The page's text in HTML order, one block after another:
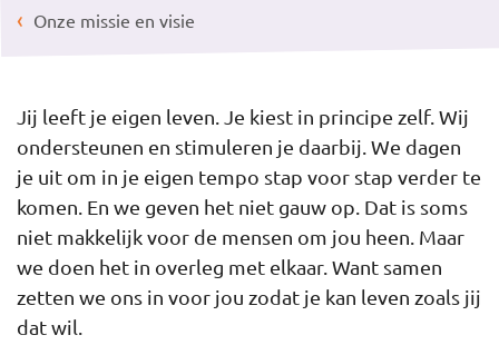
Onze missie en visie
Jij leeft je eigen leven. Je kiest in principe zelf. Wij
ondersteunen en stimuleren je daarbij. We dagen
je uit om in je eigen tempo stap voor stap verder te
komen. En we geven het niet gauw op. Dat is soms
niet makkelijk voor de mensen om jou heen. Maar
we doen het in overleg met elkaar. Want samen
zetten we ons in voor jou zodat je kan leven zoals jij
dat wil.